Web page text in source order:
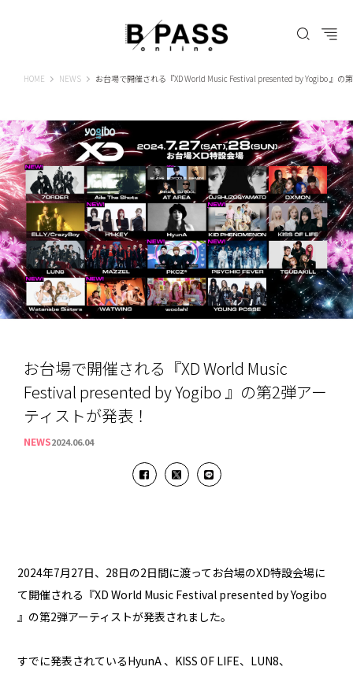
HOME B-PASS ONLINE
NEWS お台場で開催される『XD World Music Festival presented by Yogibo 』の
お台場で開催される『XD World Music
Festival presented by Yogibo 』の第2弾アー
ティストが発表！
NEWS2024.06.04
2024年7月27日、28日の2日間に渡ってお台場のXD特設会場に
て開催される『XD World Music Festival presented by Yogibo
』の第2弾アーティストが発表されました。
すでに発表されているHyunA 、KISS OF LIFE、LUN8、